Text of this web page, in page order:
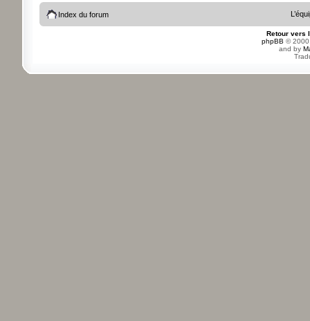
Index du forum
Retour vers
phpBB ©
and by